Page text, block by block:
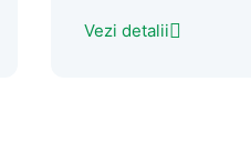
Vezi detalii